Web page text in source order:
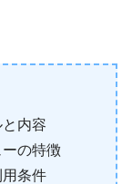
内容
の特徴
条件